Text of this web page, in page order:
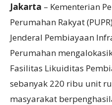
Jakarta – Kementerian
Perumahan Rakyat
Jenderal Pembiayaan
Perumahan
Fasilitas Likuiditas
sebanyak 220 ribu unit
masyarakat